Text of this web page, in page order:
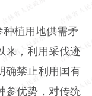
植用地供需矛
来，利用采伐迹
确禁止利用国有
参优势，对传统